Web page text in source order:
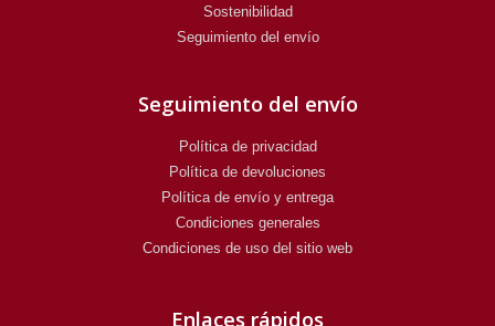
Sostenibilidad
Seguimiento del envío
Seguimiento del envío
Política de privacidad
Política de devoluciones
Política de envío y entrega
Condiciones generales
Condiciones de uso del sitio web
Enlaces rápidos